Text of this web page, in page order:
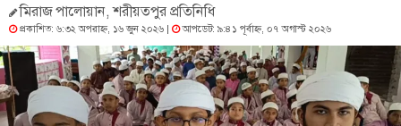
মিরাজ পালোয়ান, শরীয়তপুর প্রতিনিধি
প্রকাশিত: ৬:৩২ অপরাহ্ন, ১৬ জুন ২০২৬ | আপডেট: ৯:৪১ পূর্বাহ্ন, ০৭ অগাস্ট ২০২৬